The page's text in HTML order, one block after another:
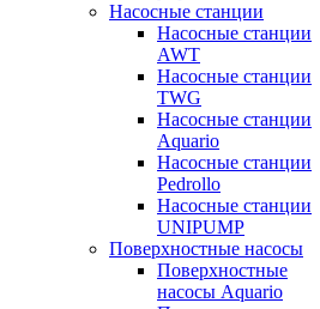
Насосные станции
Насосные станции
AWT
Насосные станции
TWG
Насосные станции
Aquario
Насосные станции
Pedrollo
Насосные станции
UNIPUMP
Поверхностные насосы
Поверхностные
насосы Aquario